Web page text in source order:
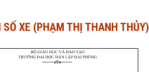
XE (PHẠM THỊ THANH THỦY)